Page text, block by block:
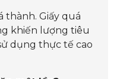
thành. Giấy quá
khiến lượng tiêu
dụng thực tế cao